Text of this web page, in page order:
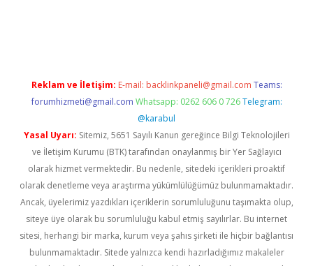
Reklam ve İletişim: E-mail: backlinkpaneli@gmail.com Teams:
forumhizmeti@gmail.com Whatsapp: 0262 606 0 726 Telegram:
@karabul
Yasal Uyarı: Sitemiz, 5651 Sayılı Kanun gereğince Bilgi Teknolojileri
ve İletişim Kurumu (BTK) tarafından onaylanmış bir Yer Sağlayıcı
olarak hizmet vermektedir. Bu nedenle, sitedeki içerikleri proaktif
olarak denetleme veya araştırma yükümlülüğümüz bulunmamaktadır.
Ancak, üyelerimiz yazdıkları içeriklerin sorumluluğunu taşımakta olup,
siteye üye olarak bu sorumluluğu kabul etmiş sayılırlar. Bu internet
sitesi, herhangi bir marka, kurum veya şahıs şirketi ile hiçbir bağlantısı
bulunmamaktadır. Sitede yalnızca kendi hazırladığımız makaleler